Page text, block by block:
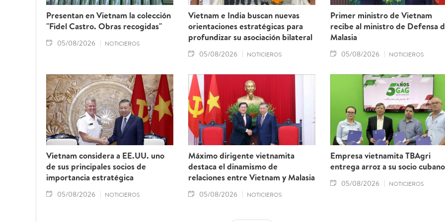
Presentan en Vietnam la colección
"Fidel Castro. Obras recogidas"
05/08/2026 NOTICIEROS
Vietnam e India buscan nuevas
orientaciones estratégicas para
profundizar su asociación bilateral
05/08/2026 NOTICIEROS
Primer ministro de Vietnam
recibe al ministro de Defensa
Malasia
05/08/2026 NOTICIEROS
Vietnam considera a EE.UU. uno
de sus principales socios de
importancia estratégica
05/08/2026 NOTICIEROS
Máximo dirigente vietnamita
destaca el dinamismo de
relaciones entre Vietnam y Malasia
05/08/2026 NOTICIEROS
Empresa vietnamita TBAgri
entrega arroz a su socio cubano
05/08/2026 NOTICIEROS